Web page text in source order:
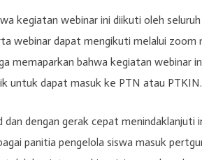
kegiatan webinar ini diikuti oleh
webinar dapat mengikuti melalui
memaparkan bahwa kegiatan webinar
untuk dapat masuk ke PTN atau PTKIN.
dan dengan gerak cepat
panitia pengelola siswa masuk